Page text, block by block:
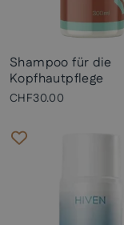
Shampoo für die
Kopfhautpflege
CHF30.00